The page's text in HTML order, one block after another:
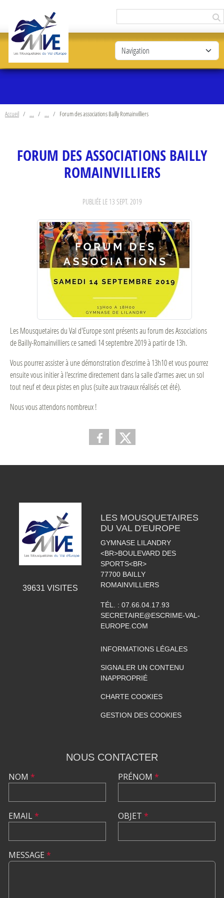
Accueil Forum des associations Bailly Romainvilliers
FORUM DES ASSOCIATIONS BAILLY
ROMAINVILLIERS
PUBLIÉE LE 13 SEPT. 2019
Les Mousquetaires du Val d'Europe sont présents au forum des Associations
de Bailly-Romainvilliers ce samedi 14 septembre 2019 à partir de 13h.
Vous pourrez assister à une démonstration d'escrime à 13h10 et vous pourrez
ensuite vous initier à l'escrime directement dans la salle d'armes avec un sol
tout neuf et deux pistes en plus (suite aux travaux réalisés cet été).
Nous vous attendons nombreux !
39631 VISITES
LES MOUSQUETAIRES
DU VAL D'EUROPE
GYMNASE LILANDRY
<BR>BOULEVARD DES
SPORTS<BR>
77700 BAILLY
ROMAINVILLIERS
TÉL. : 07.66.04.17.93
SECRETAIRE@ESCRIME-VAL-
EUROPE.COM
INFORMATIONS LÉGALES
SIGNALER UN CONTENU
INAPPROPRIÉ
CHARTE COOKIES
GESTION DES COOKIES
NOUS CONTACTER
NOM *
EMAIL*
PRÉNOM *
OBJET *
MESSAGE *